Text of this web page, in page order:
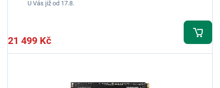
U Vás již od 17.8.
21 499 Kč